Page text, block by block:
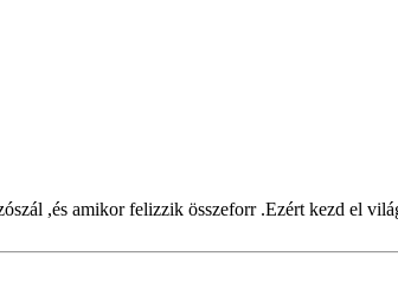
,és amikor felizzik összeforr .Ezért kezd el